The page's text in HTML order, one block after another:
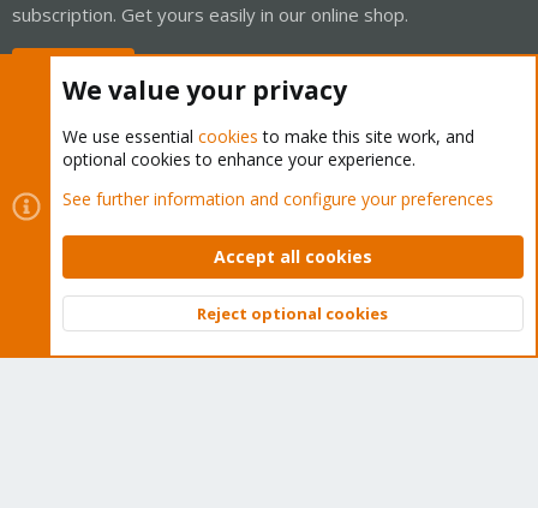
subscription. Get yours easily in our online shop.
Cookies
Proxmox Support Forum - Light Mode
Contact us
Terms and rules Privacy policy Help Home
Community platform by XenForo © 2010-2026 XenForo Ltd.
Top
We value your privacy
We use essential cookies to make this site work, and
optional cookies to enhance your experience.
See further information and configure your preferences
Accept all cookies
Reject optional cookies